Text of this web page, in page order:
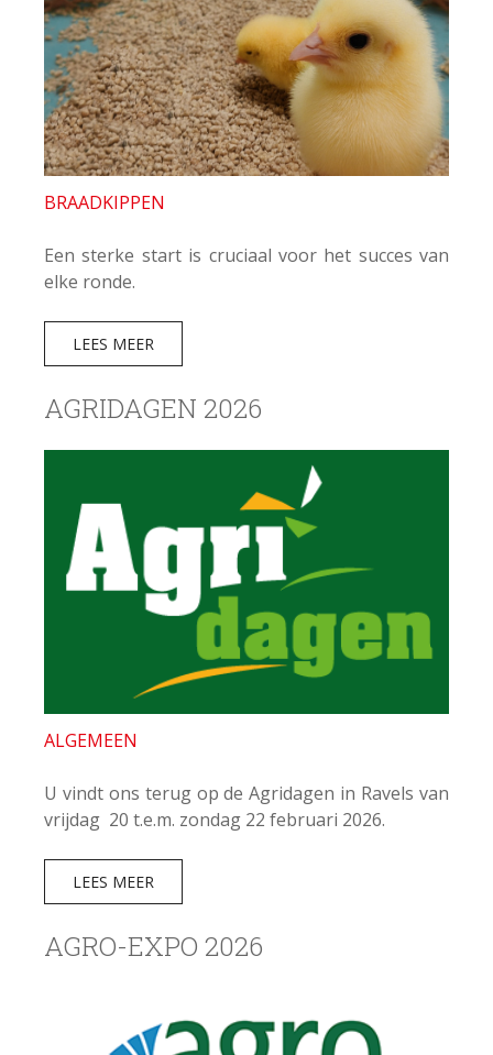
BRAADKIPPEN
Een sterke start is cruciaal voor het succes van
elke ronde.
LEES MEER
AGRIDAGEN 2026
ALGEMEEN
U vindt ons terug op de Agridagen in Ravels van
vrijdag 20 t.e.m. zondag 22 februari 2026.
LEES MEER
AGRO-EXPO 2026